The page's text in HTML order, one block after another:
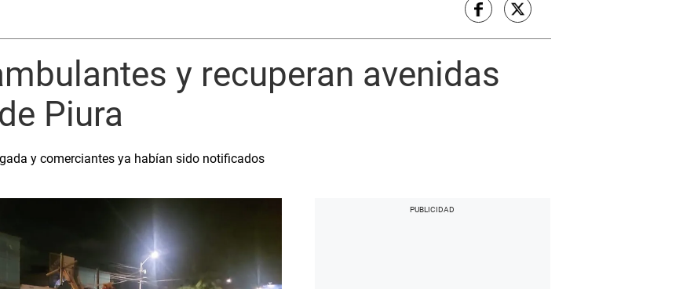
y recuperan avenidas
Piura
y comerciantes ya habían sido notificados